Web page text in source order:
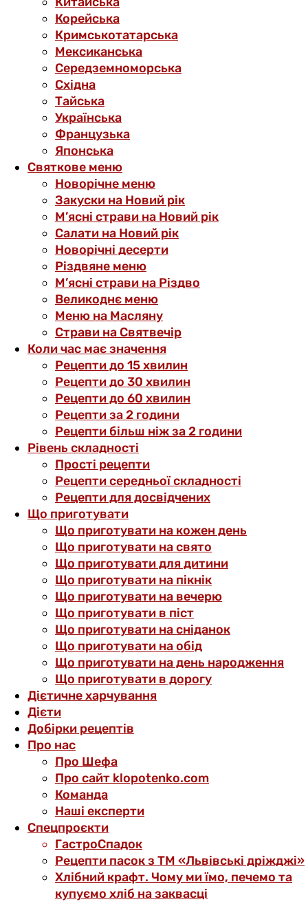
Корейська
Кримськотатарська
Мексиканська
Середземноморська
Східна
Тайська
Українська
Французька
Японська
Святкове меню
Новорічне меню
Закуски на Новий рік
М’ясні страви на Новий рік
Салати на Новий рік
Новорічні десерти
Різдвяне меню
М’ясні страви на Різдво
Великоднє меню
Меню на Масляну
Страви на Святвечір
Коли час має значення
Рецепти до 15 хвилин
Рецепти до 30 хвилин
Рецепти до 60 хвилин
Рецепти за 2 години
Рецепти більш ніж за 2 години
Рівень складності
Прості рецепти
Рецепти середньої складності
Рецепти для досвідчених
Що приготувати
Що приготувати на кожен день
Що приготувати на свято
Що приготувати для дитини
Що приготувати на пікнік
Що приготувати на вечерю
Що приготувати в піст
Що приготувати на сніданок
Що приготувати на обід
Що приготувати на день народження
Що приготувати в дорогу
Дієтичне харчування
Дієти
Добірки рецептів
Про нас
Про Шефа
Про сайт klopotenko.com
Команда
Наші експерти
Спецпроєкти
ГастроСпадок
Рецепти пасок з ТМ «Львівські дріжджі»
Хлібний крафт. Чому ми їмо, печемо та
купуємо хліб на заквасці